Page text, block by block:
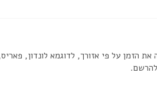
על פי אזורך, לדוגמא לונדון,